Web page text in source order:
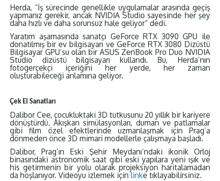
Herda, “İş sürecinde genellikle uygulamalar arasında geçiş
yapmanız gerekir, ancak NVIDIA Studio sayesinde her şey
daha hızlı ve daha sorunsuz hale geliyor” dedi.
Yaratım aşamasında sanatçı GeForce RTX 3090 GPU ile
donatılmış bir ev bilgisayarı ve GeForce RTX 3080 Dizüstü
Bilgisayar GPU’su olan bir ASUS ZenBook Pro Duo NVIDIA
Studio dizüstü bilgisayarı kullandı. Bu, Herda’nın
fotogerçekçi içeriğini her yerde, her zaman
oluşturabileceği anlamına geliyor.
Çek El Sanatları
Dalibor Cee, çocukluktaki 3D tutkusunu 20 yıllık bir kariyere
dönüştürdü. Akışkan simülasyonları, duman ve patlamalar
gibi film özel efektlerinde uzmanlaşmak için Prag’a
dönmeden önce 3D mimari modellerle çalışmaya başladı.
Dalibor, Prag’ın Eski Şehir Meydanı’ndaki ikonik Orloj
binasındaki astronomik saat gibi eski yapılara yeni ışık ve
his getirmenin bir yolu olarak projeksiyon haritalamadan
da hoşlanıyor. Videoyu izlemek içinlinke tıklayabilirsiniz.